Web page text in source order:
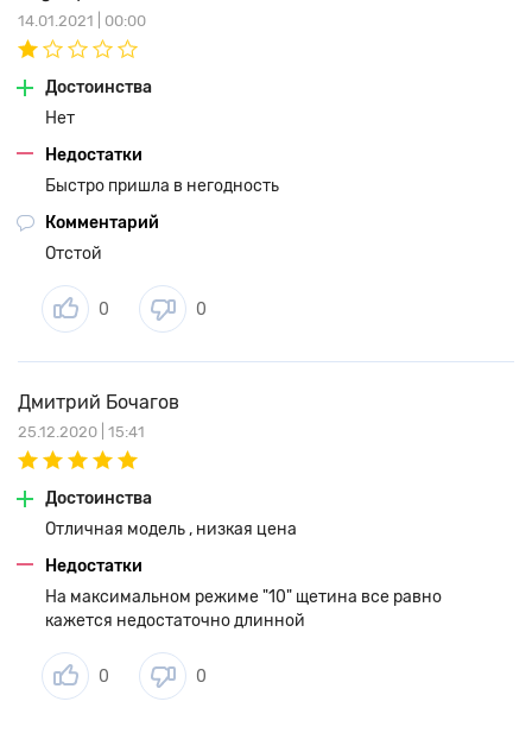
14.01.2021 | 00:00
Достоинства
Нет
Недостатки
Быстро пришла в негодность
Комментарий
Отстой
0 0
Дмитрий Бочагов
25.12.2020 | 15:41
Достоинства
Отличная модель , низкая цена
Недостатки
На максимальном режиме "10" щетина все равно
кажется недостаточно длинной
0 0